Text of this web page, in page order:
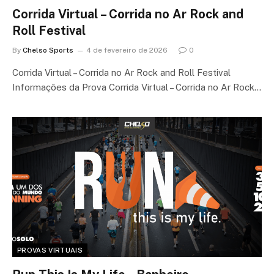
Corrida Virtual – Corrida no Ar Rock and
Roll Festival
By Chelso Sports 4 de fevereiro de 2026 0
Corrida Virtual – Corrida no Ar Rock and Roll Festival
Informações da Prova Corrida Virtual – Corrida no Ar Rock…
PROVAS VIRTUAIS